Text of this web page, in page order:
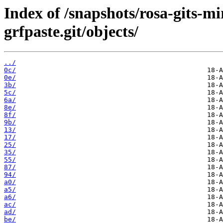
Index of /snapshots/rosa-gits-
grfpaste.git/objects/
../
0c/
0e/
3b/
5c/
6a/
8e/
8f/
9b/
13/
17/
25/
35/
55/
87/
94/
a0/
a5/
a6/
ac/
ad/
be/